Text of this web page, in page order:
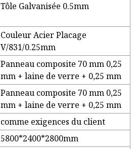
Tôle Galvanisée 0.5mm
Couleur Acier Placage
V/831/0.25mm
Panneau composite 70 mm 0,25
mm + laine de verre + 0,25 mm
Panneau composite 70 mm 0,25
mm + laine de verre + 0,25 mm
comme exigences du client
5800*2400*2800mm